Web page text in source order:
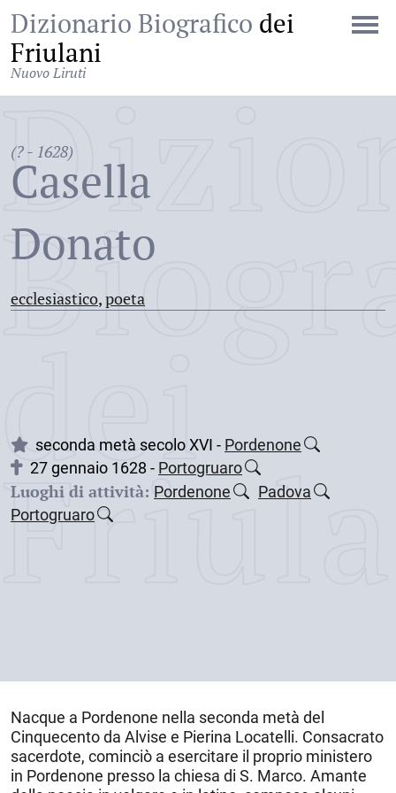
Dizionario Biografico dei
Friulani
Nuovo Liruti
(? - 1628)
Casella
Donato
ecclesiastico,poeta
dei
seconda metà secolo XVI - Pordenone
27 gennaio 1628 - Portogruaro
Luoghi di attività: Pordenone
Padova
Portogruaro
Nacque a Pordenone nella seconda metà del
Cinquecentoda Alvise e Pierina Locatelli. Consacrato
sacerdote, cominciò a esercitare il proprio ministero
in Pordenone presso la chiesa di S. Marco. Amante